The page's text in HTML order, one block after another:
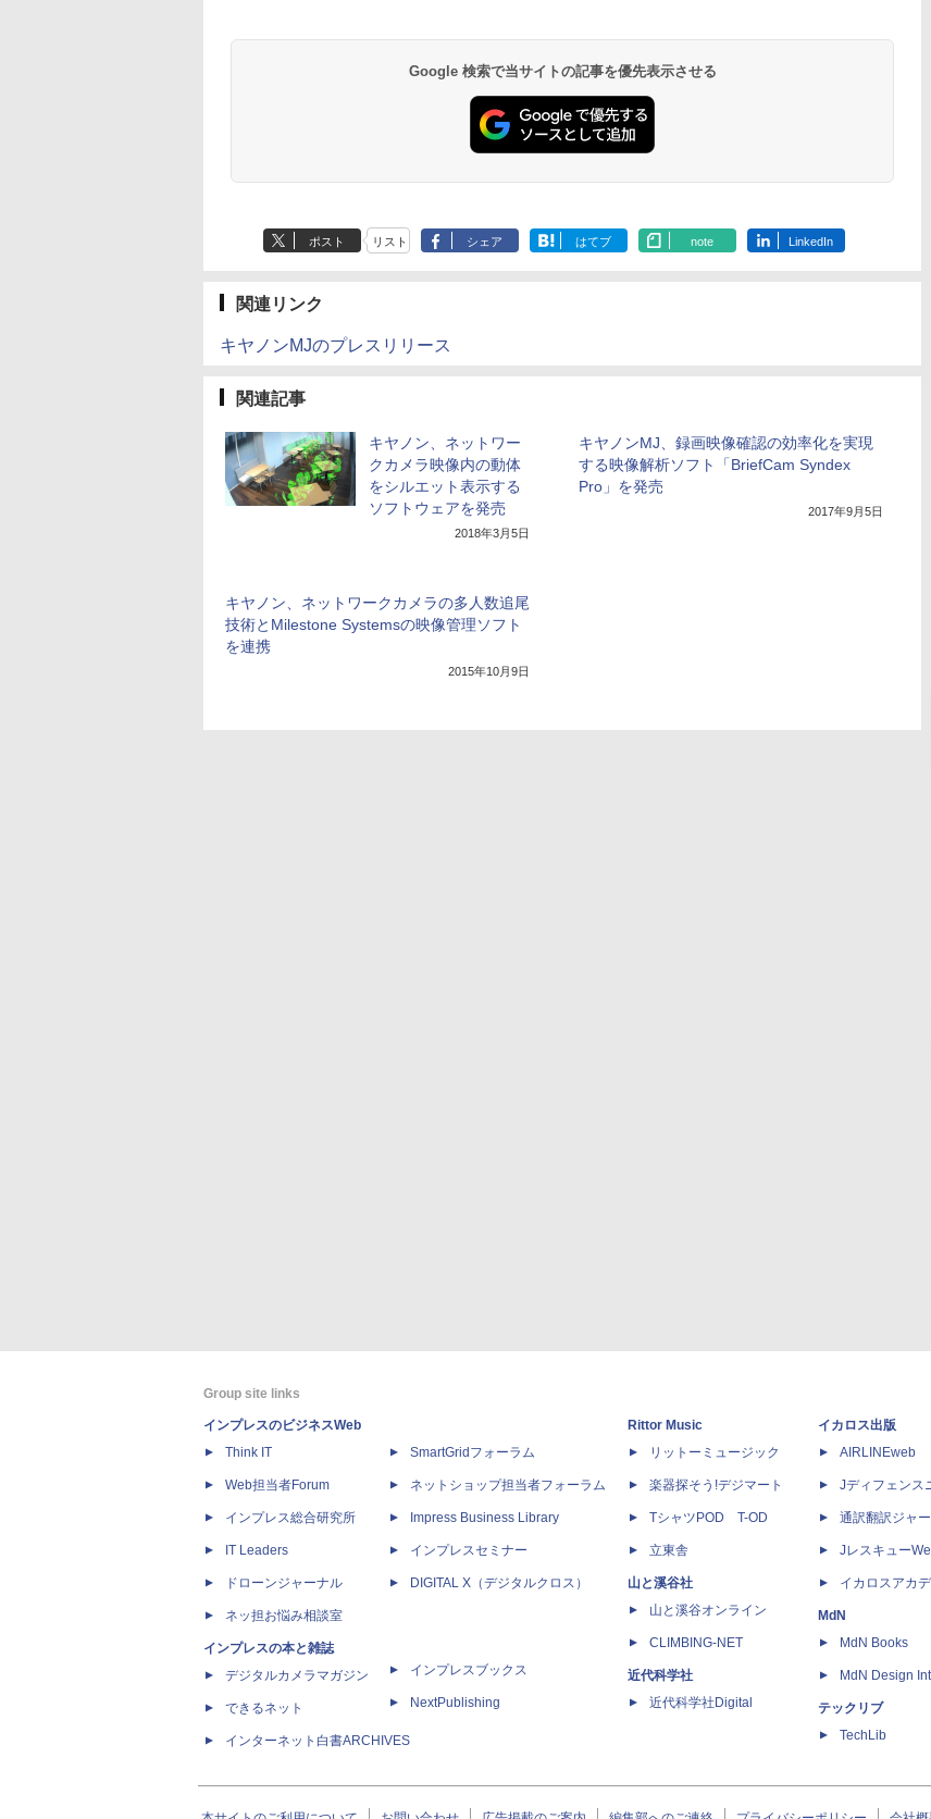
Google 検索で当サイトの記事を優先表示させる
ポスト リスト シェア はてブ note LinkedIn
関連リンク
キヤノンMJのプレスリリース
関連記事
キヤノン、ネットワー
クカメラ映像内の動体
をシルエット表示する
ソフトウェアを発売
2018年3月5日
キヤノンMJ、録画映像確認の効率化を実現
する映像解析ソフト「BriefCam Syndex
Pro」を発売
2017年9月5日
キヤノン、ネットワークカメラの多人数追尾
技術とMilestone Systemsの映像管理ソフト
を連携
2015年10月9日
Group site links
インプレスのビジネスWeb
Think IT
Web担当者Forum
インプレス総合研究所
IT Leaders
ドローンジャーナル
ネッ担お悩み相談室
インプレスの本と雑誌
デジタルカメラマガジン
できるネット
インターネット白書ARCHIVES
SmartGridフォーラム
ネットショップ担当者フォーラム
Impress Business Library
インプレスセミナー
DIGITAL X（デジタルクロス）
インプレスブックス
NextPublishing
Rittor Music
リットーミュージック
楽器探そう!デジマート
TシャツPOD T-OD
立東舎
山と溪谷社
山と溪谷オンライン
CLIMBING-NET
近代科学社
近代科学社Digital
イカロス出版
AIRLINEweb
Jディフェンス
通訳翻訳ジャ
Jレスキュー
イカロスアカ
MdN
MdN Books
MdN Design
テックリブ
TechLib